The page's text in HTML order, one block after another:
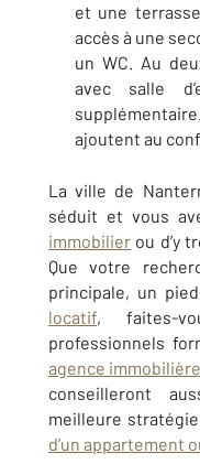
et une
accès à une
un WC. Au
avec salle
ajoutent au
La ville de
séduit et vous
immobilier ou d’y
Que votre
principale, un
locatif, faites-
professionnels
agence immobilière
conseilleront
meilleure
d’un appartement